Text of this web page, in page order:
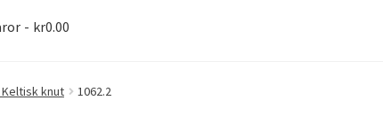
kr0.00
KöpvillkorLogotypes
knut 1062.2